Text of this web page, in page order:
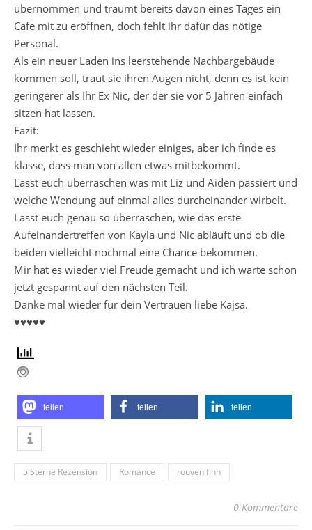
übernommen und träumt bereits davon eines Tages ein
Cafe mit zu eröffnen, doch fehlt ihr dafür das nötige
Personal.
Als ein neuer Laden ins leerstehende Nachbargebäude
kommen soll, traut sie ihren Augen nicht, denn es ist kein
geringerer als Ihr Ex Nic, der der sie vor 5 Jahren einfach
sitzen hat lassen.
Fazit:
Ihr merkt es geschieht wieder einiges, aber ich finde es
klasse, dass man von allen etwas mitbekommt.
Lasst euch überraschen was mit Liz und Aiden passiert und
welche Wendung auf einmal alles durcheinander wirbelt.
Lasst euch genau so überraschen, wie das erste
Aufeinandertreffen von Kayla und Nic abläuft und ob die
beiden vielleicht nochmal eine Chance bekommen.
Mir hat es wieder viel Freude gemacht und ich warte schon
jetzt gespannt auf den nächsten Teil.
Danke mal wieder für dein Vertrauen liebe Kajsa.
♥♥♥♥♥
teilen teilen teilen
5 Sterne Rezension Romance rouven finn
0 Kommentare